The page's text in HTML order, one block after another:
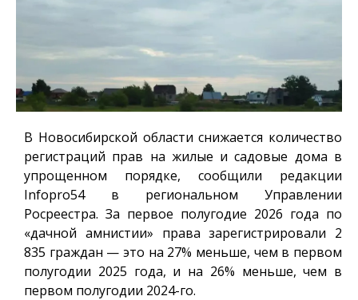
В Новосибирской области снижается количество
регистраций прав на жилые и садовые дома в
упрощенном порядке, сообщили редакции
Infopro54в региональном Управлении
Росреестра. За первое полугодие 2026 года по
«дачной амнистии» права зарегистрировали 2
835 граждан — это на 27% меньше, чем в первом
полугодии 2025 года, и на 26% меньше, чем в
первом полугодии 2024-го.